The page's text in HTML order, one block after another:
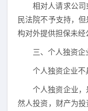
相对人请求公
民法院不予支持，
构对外提供担保未经
三、个人独资
个人独资企业不
个人独资企业
然人投资，财产为